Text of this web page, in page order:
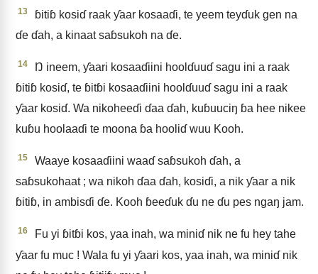
13
ɓitiɓ kosiɗ raak ƴaar kosaaɗi, te yeem teyɗuk gen na
ɗe ɗah, a kinaat saɓsukoh na ɗe.
14
Ŋ ineem, ƴaari kosaaɗiini hoolɗuuɗ sagu ini a raak
ɓitiɓ kosiɗ, te ɓitɓi kosaaɗiini hoolɗuuɗ sagu ini a raak
ƴaar kosiɗ. Wa nikoheeɗi ɗaa ɗah, kuɓuuciŋ ɓa hee nikee
kuɓu hoolaaɗi te moona ɓa hooliɗ wuu Kooh.
15
Waaye kosaaɗiini waaɗ saɓsukoh ɗah, a
saɓsukohaat ; wa nikoh ɗaa ɗah, kosiɗi, a nik ƴaar a nik
ɓitiɓ, in ambisɗi ɗe. Kooh ɓeeɗuk ɗu ne ɗu pes ngaŋ jam.
16
Fu yi ɓitɓi kos, yaa inah, wa miniɗ nik ne fu hey tahe
ƴaar fu muc ! Wala fu yi ƴaari kos, yaa inah, wa miniɗ nik